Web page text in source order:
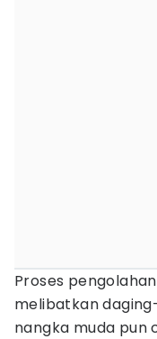
Proses
melibatkan
nangka muda pun